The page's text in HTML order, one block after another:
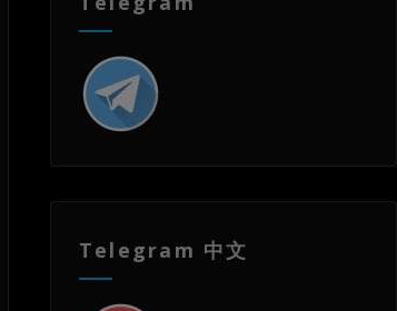
Telegram 中文